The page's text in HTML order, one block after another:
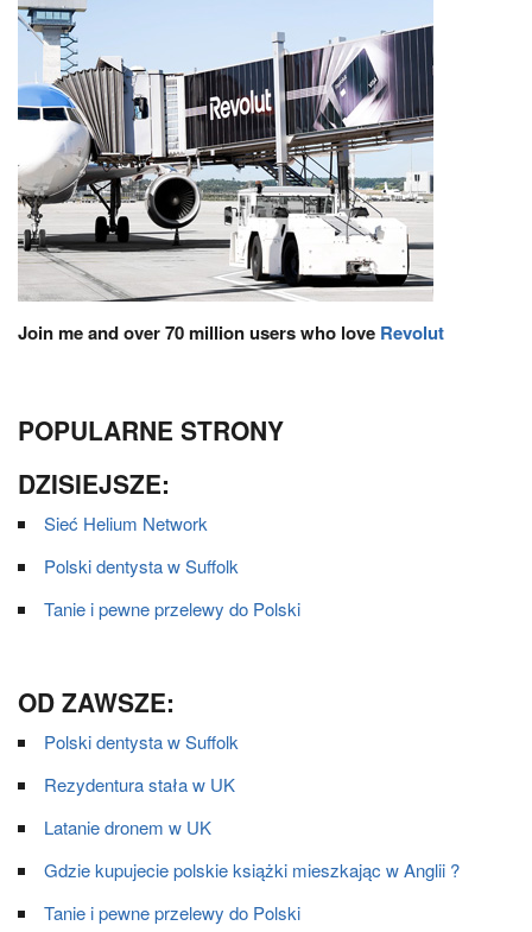
Join me and over 70 million users who love Revolut
POPULARNE STRONY
DZISIEJSZE:
Sieć Helium Network
Polski dentysta w Suffolk
Tanie i pewne przelewy do Polski
OD ZAWSZE:
Polski dentysta w Suffolk
Rezydentura stała w UK
Latanie dronem w UK
Gdzie kupujecie polskie książki mieszkając w Anglii ?
Tanie i pewne przelewy do Polski